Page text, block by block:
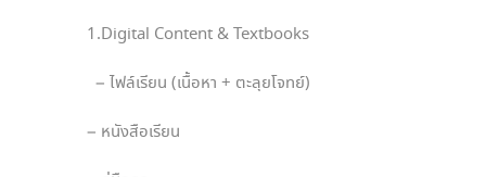
1.Digital Content & Textbooks
– ไฟล์เรียน (เนื้อหา + ตะลุยโจทย์)
– หนังสือเรียน